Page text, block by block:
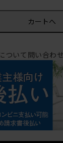
カートへ
ついて問い合わ